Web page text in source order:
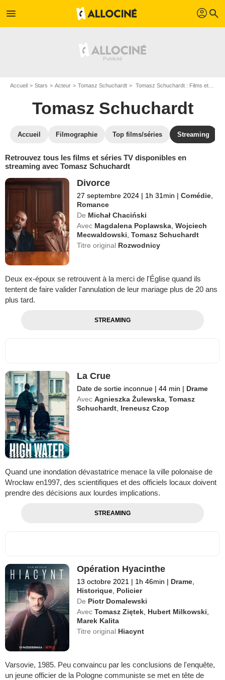
menu profil search
Accueil Stars Acteur Tomasz Schuchardt Tomasz Schuchardt : Films et séries online
Tomasz Schuchardt
Accueil Filmographie Top films/séries Streaming
Retrouvez tous les films et séries TV disponibles en
streaming avec Tomasz Schuchardt
Divorce
27 septembre 2024 | 1h 31min | Comédie
Romance
De Michał Chaciński
Avec Magdalena Poplawska ,Wojciech
Mecwaldowski ,Tomasz Schuchardt
Titre original Rozwodnicy
Deux ex-époux se retrouvent à la merci de l'Église quand ils
tentent de faire valider l'annulation de leur mariage plus de 20 ans
plus tard.
STREAMING
La Crue
Date de sortie inconnue | 44 min | Drame
Avec Agnieszka Żulewska ,Tomasz
Schuchardt Ireneusz Czop
Quand une inondation dévastatrice menace la ville polonaise de
Wrocław en1997, des scientifiques et des officiels locaux doivent
prendre des décisions aux lourdes implications.
STREAMING
Opération Hyacinthe
13 octobre 2021 | 1h 46min | Drame
Historique Policier
De Piotr Domalewski
Avec Tomasz Ziętek Hubert Milkowski
Marek Kalita
Titre original Hiacynt
Varsovie, 1985. Peu convaincu par les conclusions de l'enquête,
un jeune officier de la Pologne communiste se met en tête de